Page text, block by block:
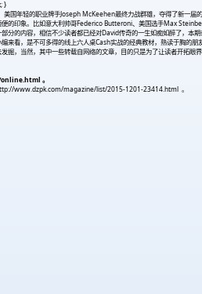
}
国年轻的职业牌手Joseph McKeehen最终力战群雄，夺得了新一
的印象。比如意大利帅哥Federico Butteroni、美国选手Max
分的内容，相信不少读者都已经对David传奇的一生如痴如醉了，
来看，是不可多得的线上六人桌Cash实战的经典教材，熟读于胸的朋
掘，当然，其中一些转载自网络的文章，目的只是为了让读者开拓
。
www.dzpk.com/magazine/list/2015-1201-23414.html 。